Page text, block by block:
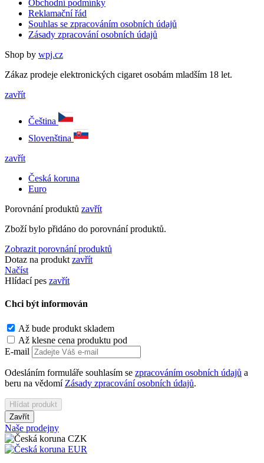
Obchodní podmínky
Reklamační řád
Souhlas se zpracováním osobních údajů
Zásady zpracování osobních údajů
Shop by wpj.cz
Zákaz prodeje elektronických cigaret osobám mladším 18 let.
zavřít
Čeština
Slovenština
zavřít
Česká koruna
Euro
Porovnání produktů zavřít
Zboží bylo přidáno do porovnání produktů.
Zobrazit porovnání produktů
Dotaz na produkt zavřít
Načíst
Hlídací pes zavřít
Chci být informován
Až bude produkt skladem
Až klesne cena produktu pod
E-mail
Odesláním formuláře souhlasím se zpracováním osobních údajů a
beru na vědomí Zásady zpracování osobních údajů.
Hlídat produkt
Zavřít
Naše prodejny
CZK
EUR